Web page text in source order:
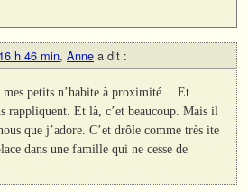
h 46 min, Anne a dit :
mes petits n’habite à proximité….Et
Et là, c’et beaucoup. Mais il
que j’adore. C’et drôle comme très ite
dans une famille qui ne cesse de